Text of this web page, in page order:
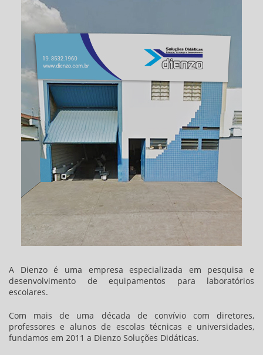
A Dienzo é uma empresa especializada em pesquisa e
desenvolvimento de equipamentos para laboratórios
escolares.
Com mais de uma década de conví­vio com diretores,
professores e alunos de escolas técnicas e universidades,
fundamos em 2011 a Dienzo Soluções Didáticas.